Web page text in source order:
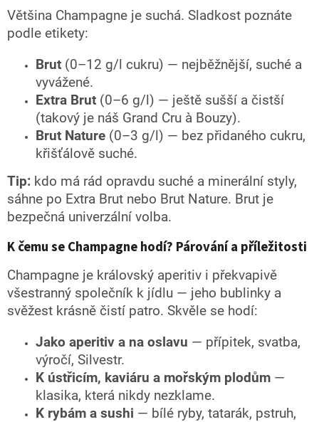
Většina Champagne je suchá. Sladkost poznáte
podle etikety:
Brut (0–12 g/l cukru) — nejběžnější, suché a
vyvážené.
Extra Brut (0–6 g/l) — ještě sušší a čistší
(takový je náš Grand Cru à Bouzy).
Brut Nature (0–3 g/l) — bez přidaného cukru,
křišťálově suché.
Tip: kdo má rád opravdu suché a minerální styly,
sáhne po Extra Brut nebo Brut Nature. Brut je
bezpečná univerzální volba.
K čemu se Champagne hodí? Párování a příležitosti
Champagne je královský aperitiv i překvapivě
všestranný společník k jídlu — jeho bublinky a
svěžest krásně čistí patro. Skvěle se hodí:
Jako aperitiv a na oslavu — přípitek, svatba,
výročí, Silvestr.
K ústřicím, kaviáru a mořským plodům —
klasika, která nikdy nezklame.
K rybám a sushi — bílé ryby, tatarák, pstruh,